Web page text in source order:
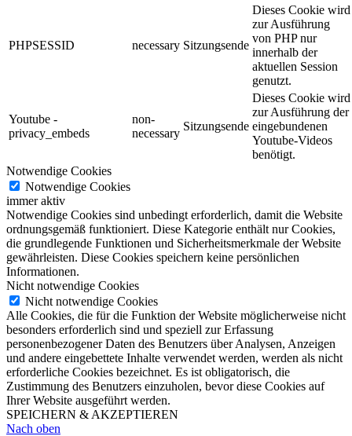
PHPSESSID necessary Sitzungsende
Dieses Cookie wird
zur Ausführung
von PHP nur
innerhalb der
aktuellen Session
genutzt.
Youtube -
privacy_embeds
non-
necessary
Sitzungsende
Dieses Cookie wird
zur Ausführung der
eingebundenen
Youtube-Videos
benötigt.
Notwendige Cookies
Notwendige Cookies
immer aktiv
Notwendige Cookies sind unbedingt erforderlich, damit die Website
ordnungsgemäß funktioniert. Diese Kategorie enthält nur Cookies,
die grundlegende Funktionen und Sicherheitsmerkmale der Website
gewährleisten. Diese Cookies speichern keine persönlichen
Informationen.
Nicht notwendige Cookies
Nicht notwendige Cookies
Alle Cookies, die für die Funktion der Website möglicherweise nicht
besonders erforderlich sind und speziell zur Erfassung
personenbezogener Daten des Benutzers über Analysen, Anzeigen
und andere eingebettete Inhalte verwendet werden, werden als nicht
erforderliche Cookies bezeichnet. Es ist obligatorisch, die
Zustimmung des Benutzers einzuholen, bevor diese Cookies auf
Ihrer Website ausgeführt werden.
SPEICHERN & AKZEPTIEREN
Nach oben